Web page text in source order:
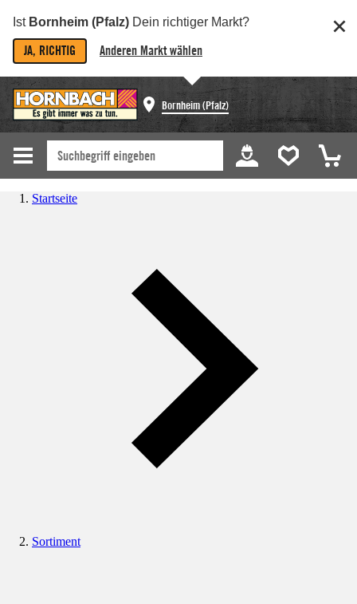
Ist Bornheim (Pfalz) Dein richtiger Markt?
JA, RICHTIG Anderen Markt wählen
Bornheim (Pfalz)
Startseite
Sortiment